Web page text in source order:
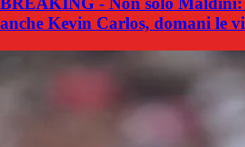
anche Kevin Carlos, domani le